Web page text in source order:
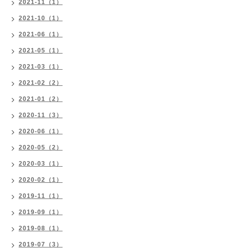
2021-11（1）
2021-10（1）
2021-06（1）
2021-05（1）
2021-03（1）
2021-02（2）
2021-01（2）
2020-11（3）
2020-06（1）
2020-05（2）
2020-03（1）
2020-02（1）
2019-11（1）
2019-09（1）
2019-08（1）
2019-07（3）